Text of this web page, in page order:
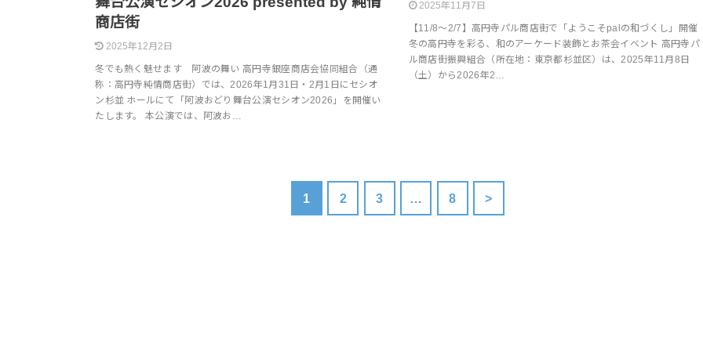
商店街
2025年12月2日
冬でも熱く魅せます 阿波の舞い 高円寺銀座商店会協同組合（通
称：高円寺純情商店街）では、2026年1月31日・2月1日にセシオ
ン杉並 ホールにて「阿波おどり舞台公演セシオン2026」を開催い
たします。 本公演では、阿波お…
2025年11月7日
【11/8～2/7】高円寺パル商店街で「ようこそpalの和づくし」開催
冬の高円寺を彩る、和のアーケード装飾とお茶会イベント 高円寺パ
ル商店街振興組合（所在地：東京都杉並区）は、2025年11月8日
（土）から2026年2…
1 2 3 … 8 >